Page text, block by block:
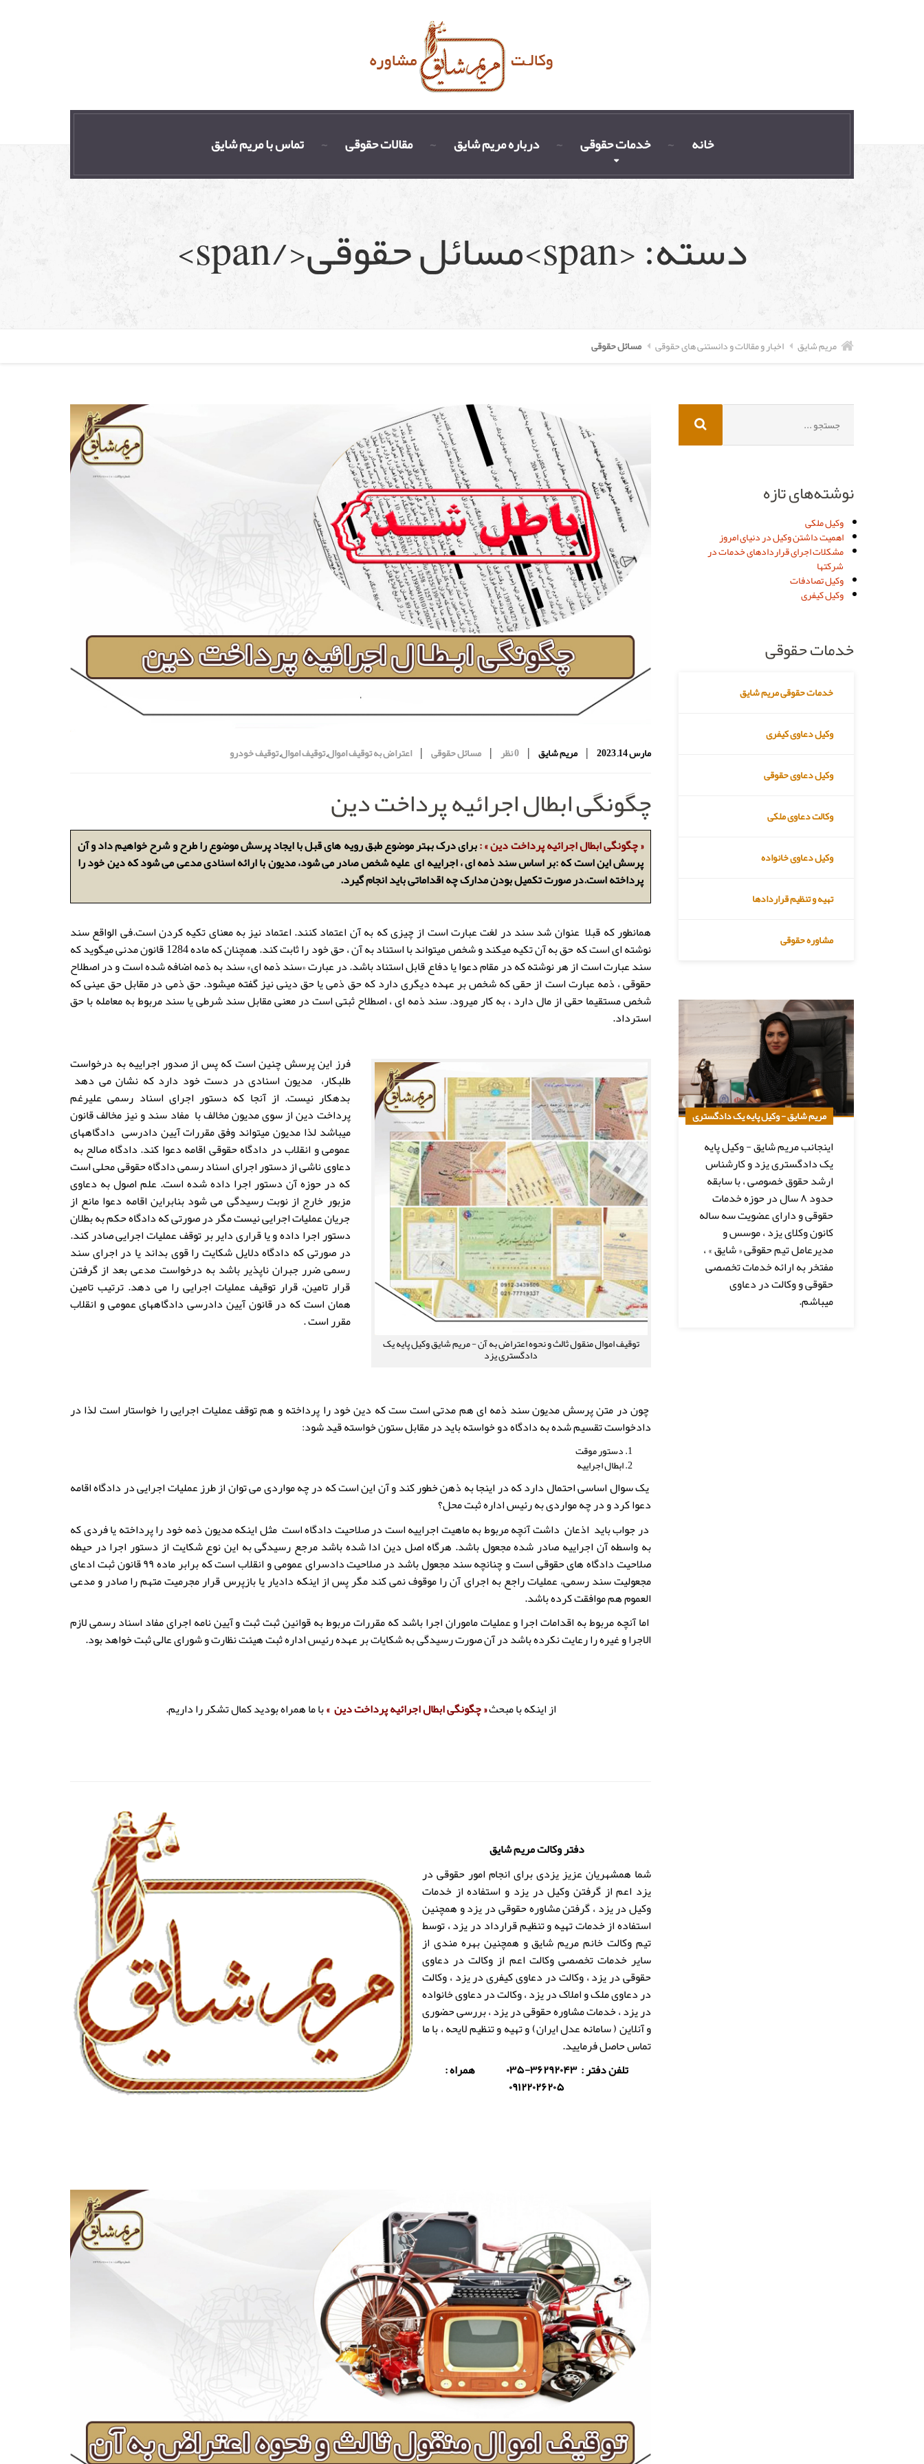
خانه خدمات حقوقی درباره مریم شایق مقالات حقوقی تماس با مریم شایق
دسته: <span>مسائل حقوقی</span>
مریم شایق اخبار و مقالات و دانستنی های حقوقی مسائل حقوقی
مارس 14, 2023 | مریم شایق | 0 نظر | مسائل حقوقی | اعتراض به توقیف اموال,توقیف اموال,توقیف خودرو
چگونگی ابطال اجرائیه پرداخت دین
« چگونگی ابطال اجرائیه پرداخت دین » :برای درک بهتر موضوع طبق رویه های قبل با ایجاد پرسش موضوع را طرح و شرح خواهیم داد و آن
پرسش این است که :بر اساس سند ذمه ای ، اجراییه ای علیه شخص صادر می شود، مدیون با ارائه اسنادی مدعی می شود که دین خود را
پرداخته است.در صورت تکمیل بودن مدارک چه اقداماتی باید انجام گیرد.
همانطور که قبلا عنوان شدسند در لغت عبارت است از چیزی که به آن اعتماد کنند. اعتماد نیز به معنای تکیه کردن است.فی الواقع سند
نوشته ای است که حق به آن تکیه میکند و شخص میتواند با استناد به آن ، حق خود را ثابت کند. همچنان که ماده 1284 قانون مدنی میگوید که
سند عبارت است از هر نوشته که در مقام دعوا یا دفاع قابل استناد باشد. در عبارت «سند ذمه ای» سند به ذمه اضافه شده است و در اصطلاح
حقوقی ، ذمه عبارت است از حقی که شخص بر عهده دیگری دارد که حق ذمی یا حق دینی نیز گفته میشود. حق ذمی در مقابل حق عینی که
شخص مستقیما حقی از مال دارد ، به کار میرود. سند ذمه ای ، اصطلاح ثبتی است در معنی مقابل سند شرطی یا سند مربوط به معامله با حق
استرداد.
فرز این پرسش چنین است که پس از صدور اجراییه به درخواست
طلبکار، مدیون اسنادی در دست خود دارد که نشان می دهد
بدهکار نیست. از آنجا که دستور اجرای اسناد رسمی علیرغم
پرداخت دین از سوی مدیون مخالف با مفاد سند و نیز مخالف قانون
میباشد لذا مدیون میتواند وفق مقررات آیین دادرسی دادگاههای
عمومی و انقلاب در دادگاه حقوقی اقامه دعوا کند. دادگاه صالح به
دعاوی ناشی از دستور اجرای اسناد رسمی دادگاه حقوقی محلی است
که در حوزه آن دستور اجرا داده شده است. علم اصول به دعاوی
مزبور خارج از نوبت رسیدگی می شود بنابراین اقامه دعوا مانع از
جریان عملیات اجرایی نیست مگر در صورتی که دادگاه حکم به بطلان
دستور اجرا داده و یا قراری دایر بر توقف عملیات اجرایی صادر کند.
در صورتی که دادگاه دلایل شکایت را قوی بداند یا در اجرای سند
رسمی ضرر جبران ناپذیر باشد به درخواست مدعی بعد از گرفتن
قرار تامین، قرار توقیف عملیات اجرایی را می دهد. ترتیب تامین
همان است که در قانون آیین دادرسی دادگاههای عمومی و انقلاب
مقرر است .
توقیف اموال منقول ثالث و نحوه اعتراض به آن - مریم شایق وکیل پایه یک
دادگستری یزد
چون در متن پرسش مدیون سند ذمه ای هم مدتی است ست که دین خود را پرداخته و هم توقف عملیات اجرایی را خواستار است لذا در
دادخواست تقسیم شده به دادگاه دو خواسته باید در مقابل ستون خواسته قید شود:
دستور موقت
ابطال اجراییه
یک سوال اساسی احتمال دارد که در اینجا به ذهن خطور کند و آن این است که در چه مواردی می توان از طرز عملیات اجرایی در دادگاه اقامه
دعوا کرد و در چه مواردی به رئیس اداره ثبت محل؟
در جواب باید اذعان داشت آنچه مربوط به ماهیت اجراییه است در صلاحیت دادگاه است مثل اینکه مدیون ذمه خود را پرداخته یا فردی که
به واسطه آن اجراییه صادر شده مجعول باشد. هرگاه اصل دین ادا شده باشد مرجع رسیدگی به این نوع شکایت از دستور اجرا در حیطه
صلاحیت دادگاه های حقوقی است و چنانچه سند مجعول باشد در صلاحیت دادسرای عمومی و انقلاب است که برابر ماده ۹۹ قانون ثبت ادعای
مجعولیت سند رسمی، عملیات راجع به اجرای آن را موقوف نمی کند مگر پس از اینکه دادیار یا بازپرس قرار مجرمیت متهم را صادر و مدعی
العموم هم موافقت کرده باشد.
اما آنچه مربوط به اقدامات اجرا و عملیات ماموران اجرا باشد که مقررات مربوط به قوانین ثبت ثبت و آیین نامه اجرای مفاد اسناد رسمی لازم
الاجرا و غیره را رعایت نکرده باشد در آن صورت رسیدگی به شکایات بر عهده رئیس اداره ثبت هیئت نظارت و شورای عالی ثبت خواهد بود.
از اینکه با مبحث« چگونگی ابطال اجرائیه پرداخت دین »با ما همراه بودید کمال تشکر را داریم.
دفتر وکالتمریم شایق
شما همشهریان عزیز یزدی برای انجامامور حقوقی در
یزد اعم ازگرفتن وکیل در یزد و استفاده از خدمات
وکیل در یزد، گرفتنمشاوره حقوقی در یزدو همچنین
استفاده از خدماتتهیه و تنظیم قرارداد در یزد، توسط
تیم وکالتخانم مریم شایقو همچنین بهره مندی از
سایر خدمات تخصصیوکالت اعم ازوکالت در دعاوی
حقوقی در یزد،وکالت در دعاوی کیفری در یزد،وکالت
در دعاوی ملک و املاک در یزد،وکالت در دعاوی خانواده
در یزد، خدماتمشاوره حقوقی در یزد، بررسی حضوری
و آنلاین (سامانه عدل ایران) و تهیه و تنظیم لایحه ، با ما
تماس حاصل فرمایید.
تلفن دفتر : ۳۶۲۹۲۰۴۳-۰۳۵ همراه :
۰۹۱۲۲۰۲۶۲۰۵
برای:
نوشته‌های تازه
وکیل ملکی
اهمیت داشتن وکیل در دنیای امروز
مشکلات اجرای قراردادهای خدمات در
شرکتها
وکیل تصادفات
وکیل کیفری
خدمات حقوقی
خدمات حقوقی مریم شایق
وکیل دعاوی کیفری
وکیل دعاوی حقوقی
وکالت دعاوی ملکی
وکیل دعاوی خانواده
تهیه و تنظیم قراردادها
مشاوره حقوقی
مریم شایق - وکیل پایه یک دادگستری
اینجانب مریم شایق - وکیل پایه
یک دادگستری یزد و کارشناس
ارشد حقوق خصوصی ، با سابقه
حدود ۸ سال در حوزه خدمات
حقوقی و دارای عضویت سه ساله
کانون وکلای یزد ، موسس و
مدیرعامل تیم حقوقی « شایق » ،
مفتخر به ارائه خدمات تخصصی
حقوقی و وکالت در دعاوی
میباشم.